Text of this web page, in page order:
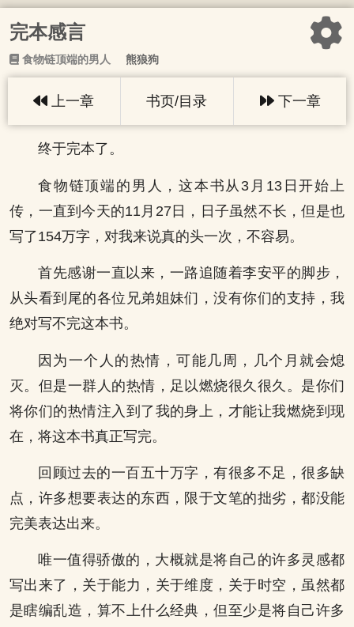
完本感言
食物链顶端的男人 熊狼狗
上一章 书页/目录 下一章
终于完本了。
食物链顶端的男人，这本书从3月13日开始上
传，一直到今天的11月27日，日子虽然不长，但是也
写了154万字，对我来说真的头一次，不容易。
首先感谢一直以来，一路追随着李安平的脚步，
从头看到尾的各位兄弟姐妹们，没有你们的支持，我
绝对写不完这本书。
因为一个人的热情，可能几周，几个月就会熄
灭。但是一群人的热情，足以燃烧很久很久。是你们
将你们的热情注入到了我的身上，才能让我燃烧到现
在，将这本书真正写完。
回顾过去的一百五十万字，有很多不足，很多缺
点，许多想要表达的东西，限于文笔的拙劣，都没能
完美表达出来。
唯一值得骄傲的，大概就是将自己的许多灵感都
写出来了，关于能力，关于维度，关于时空，虽然都
是瞎编乱造，算不上什么经典，但至少是将自己许多